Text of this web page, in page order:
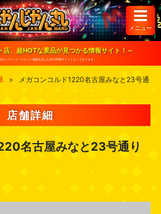
メニュー
店、超HOTな景品が見つかる情報サイト！～
なパチンコ・スロット遊戯を楽しむ為の情報サイトとなっております。
>
メガコンコルド1220名古屋みなと23号通
店舗詳細
名古屋みなと23号通り